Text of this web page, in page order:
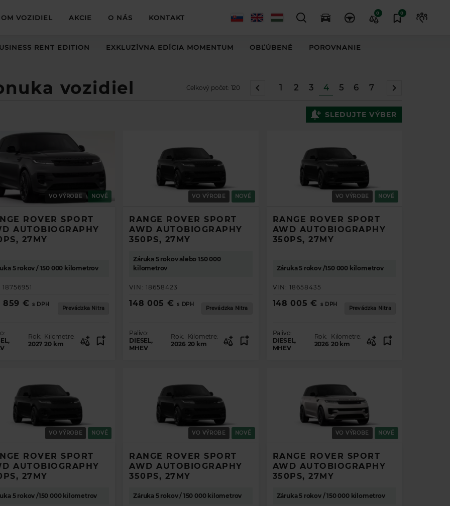
RENT EDITION EXKLUZÍVNA EDÍCIA MOMENTUM OBĽÚBENÉ POROVNANIE
VOZIDIEL AKCIE O NÁS KONTAKT
0 0
vozidiel 1 2 3 4 5 6 7
Celkový počet: 120
SLEDUJTE VÝBER
VO VÝROBE NOVÉ
ROVER SPORT
AUTOBIOGRAPHY
27MY
5 rokov / 150 000 kilometrov
18756951
859 € s DPH
Prevádzka Nitra
Rok:
2027
Kilometre:
20 km
VO VÝROBE NOVÉ
RANGE ROVER SPORT
AWD AUTOBIOGRAPHY
350PS, 27MY
Záruka 5 rokov alebo 150 000
kilometrov
VIN:18658423
148 005 € s DPH
Prevádzka Nitra
Palivo:
DIESEL,
MHEV
Rok:
2026
Kilometre:
20 km
VO VÝROBE NOVÉ
RANGE ROVER SPORT
AWD AUTOBIOGRAPHY
350PS, 27MY
Záruka 5 rokov /150 000 kilometrov
VIN: 18658435
148 005 € s DPH
Prevádzka Nitra
Palivo:
DIESEL,
MHEV
Rok:
2026
Kilometre:
20 km
VO VÝROBE NOVÉ
ROVER SPORT
AUTOBIOGRAPHY
27MY
5 rokov /150 000 kilometrov
VO VÝROBE NOVÉ
RANGE ROVER SPORT
AWD AUTOBIOGRAPHY
350PS, 27MY
Záruka 5 rokov / 150 000 kilometrov
VO VÝROBE NOVÉ
RANGE ROVER SPORT
AWD AUTOBIOGRAPHY
350PS, 27MY
Záruka 5 rokov / 150 000 kilometrov